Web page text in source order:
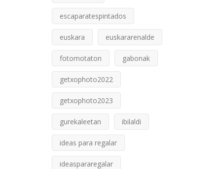
escaparatespintados
euskara euskararenalde
fotomotaton gabonak
getxophoto2022
getxophoto2023
gurekaleetan ibilaldi
ideas para regalar
ideaspararegalar